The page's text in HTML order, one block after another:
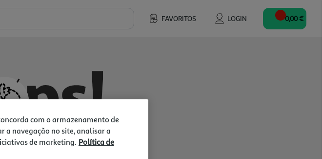
FAVORITOS LOGIN 0,00 €
com o armazenamento de
a navegação no site, analisar a
de marketing. Política de